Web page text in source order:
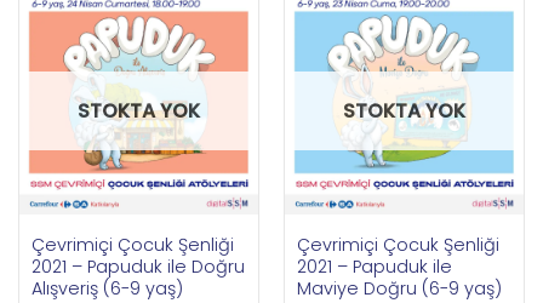
STOKTA YOK
Çevrimiçi Çocuk Şenliği
2021 – Papuduk ile Doğru
Alışveriş (6-9 yaş)
STOKTA YOK
Çevrimiçi Çocuk Şenliği
2021 – Papuduk ile
Maviye Doğru (6-9 yaş)